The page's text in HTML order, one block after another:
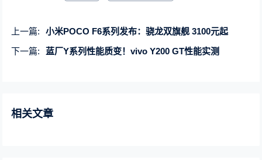
上一篇:
小米POCO F6系列发布：骁龙双旗舰 3100元起
下一篇:
蓝厂Y系列性能质变！vivo Y200 GT性能实测
相关文章